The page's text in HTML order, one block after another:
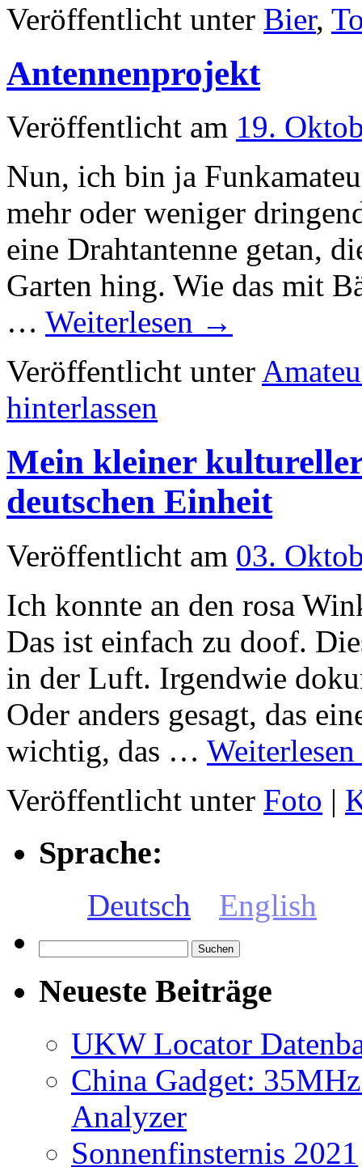
Veröffentlicht unter Bier,
Antennenprojekt
Veröffentlicht am 19.
Nun, ich bin ja
mehr oder weniger
eine Drahtantenne getan,
Garten hing. Wie das mit
… Weiterlesen →
Veröffentlicht unter
hinterlassen
Mein kleiner
deutschen Einheit
Veröffentlicht am 03.
Ich konnte an den rosa
Das ist einfach zu doof.
in der Luft. Irgendwie
Oder anders gesagt, das
wichtig, das … Weiterlesen
Veröffentlicht unter Foto |
Sprache:
Deutsch English
nach:
Neueste Beiträge
UKW Locator
China Gadget:
Analyzer
Sonnenfinsternis 2021